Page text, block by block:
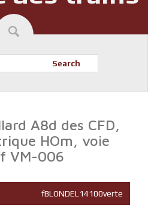
Search
A8d des CFD,
HOm, voie
VM-006
fBLONDEL14100verte